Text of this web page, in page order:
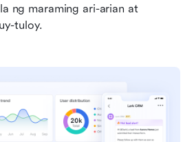
ng maraming ari-arian at
tuloy.